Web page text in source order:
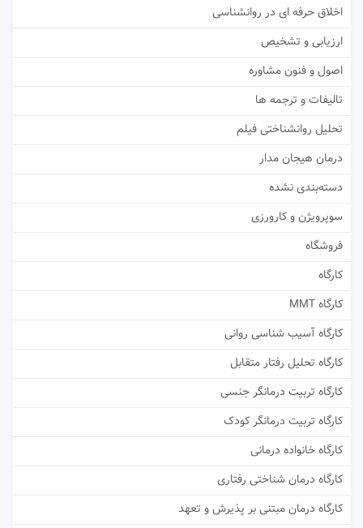
اخلاق حرفه ای در روانشناسی
ارزیابی و تشخیص
اصول و فنون مشاوره
تالیفات و ترجمه ها
تحلیل روانشناختی فیلم
درمان هیجان مدار
دسته‌بندی نشده
سوپرویژن و کارورزی
فروشگاه
کارگاه
کارگاه MMT
کارگاه آسیب شناسی روانی
کارگاه تحلیل رفتار متقابل
کارگاه تربیت درمانگر جنسی
کارگاه تربیت درمانگر کودک
کارگاه خانواده درمانی
کارگاه درمان شناختی رفتاری
کارگاه درمان مبتنی بر پذیرش و تعهد